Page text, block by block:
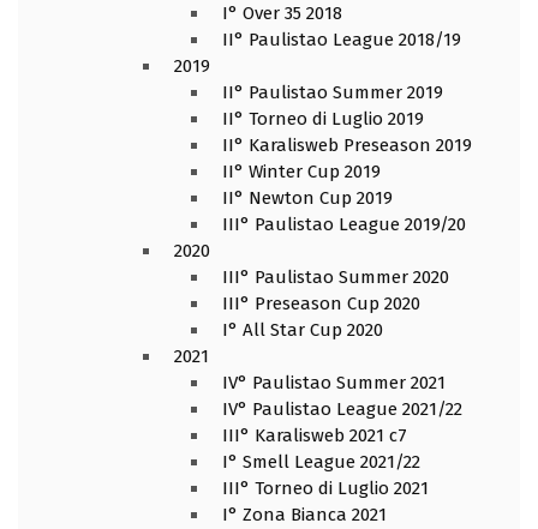
I° Over 35 2018
II° Paulistao League 2018/19
2019
II° Paulistao Summer 2019
II° Torneo di Luglio 2019
II° Karalisweb Preseason 2019
II° Winter Cup 2019
II° Newton Cup 2019
III° Paulistao League 2019/20
2020
III° Paulistao Summer 2020
III° Preseason Cup 2020
I° All Star Cup 2020
2021
IV° Paulistao Summer 2021
IV° Paulistao League 2021/22
III° Karalisweb 2021 c7
I° Smell League 2021/22
III° Torneo di Luglio 2021
I° Zona Bianca 2021